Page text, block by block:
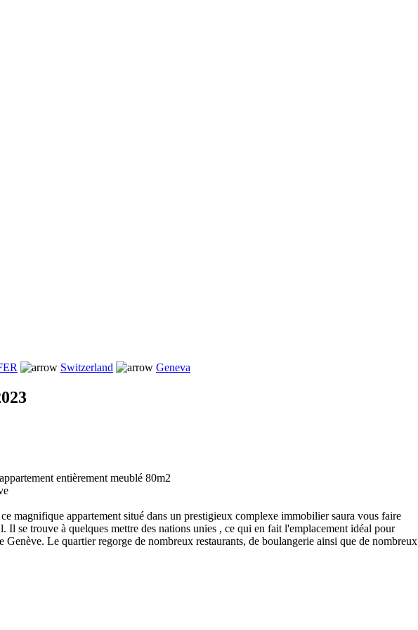
Switzerland Geneva
entièrement meublé 80m2
magnifique appartement situé dans un prestigieux complexe immobilier saura vous faire
Il se trouve à quelques mettre des nations unies , ce qui en fait l'emplacement idéal pour
Genève. Le quartier regorge de nombreux restaurants, de boulangerie ainsi que de nombreux